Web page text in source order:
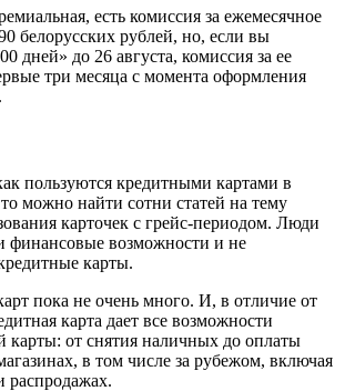
есть комиссия за ежемесячное
белорусских рублей, но, если вы
дней» до 26 августа, комиссия за ее
три месяца с момента оформления
пользуются кредитными картами в
можно найти сотни статей на тему
карточек с грейс-периодом. Люди
финансовые возможности и не
карты.
пока не очень много. И, в отличие от
карта дает все возможности
карты: от снятия наличных до оплаты
в том числе за рубежом, включая
распродажах.